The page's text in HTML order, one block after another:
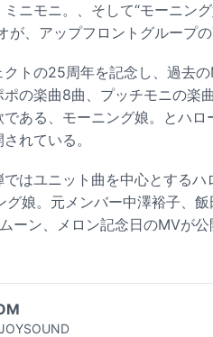
ニモニ。、そして“モーニン
が、アップフロントグループ
トの25周年を記念し、過去
の楽曲8曲、プッチモニの楽
ある、モーニング娘。とハ
れている。
はユニット曲を中心とする
娘。元メンバー中澤裕子、
ーン、メロン記念日のMVが公